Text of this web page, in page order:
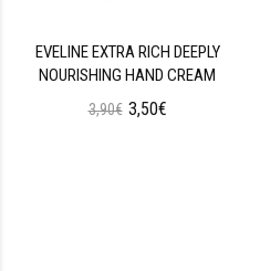
EVELINE EXTRA RICH DEEPLY
NOURISHING HAND CREAM
3,90€ 3,50€